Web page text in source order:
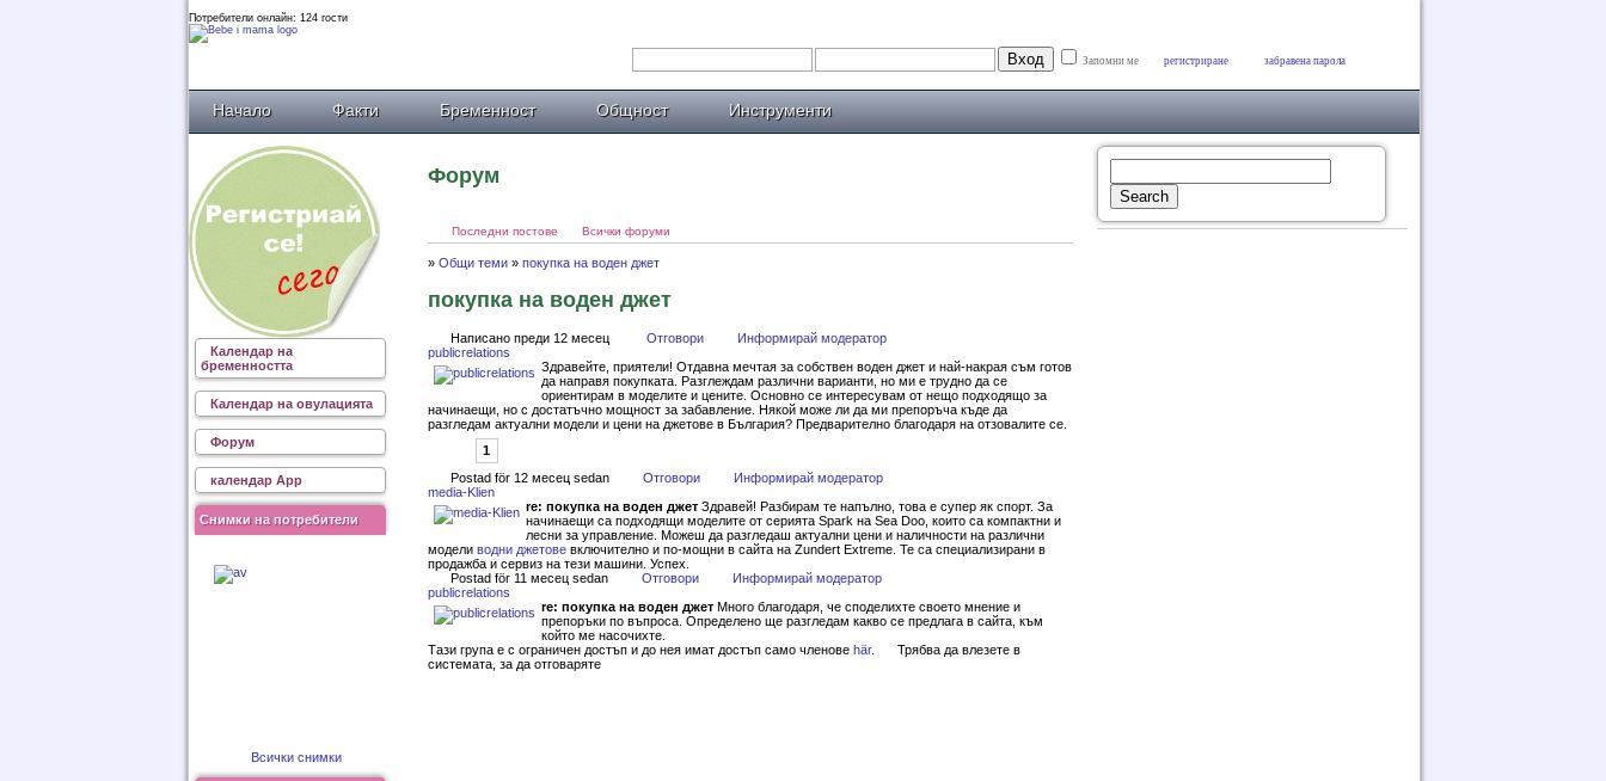
Потребители онлайн: 124 гости
Запомни ме регистриране забравена парола
Начало Факти Бременност Общност Инструменти
Форум
Последни постове Всички форуми
» Общи теми » покупка на воден джет
покупка на воден джет
Написано преди 12 месец Отговори
Информирай модератор
publicrelations
Здравейте, приятели! Отдавна мечтая за собствен воден джет и най-накрая съм готов
да направя покупката. Разглеждам различни варианти, но ми е трудно да се
ориентирам в моделите и цените. Основно се интересувам от нещо подходящо за
начинаещи, но с достатъчно мощност за забавление. Някой може ли да ми препоръча къде да
разгледам актуални модели и цени на джетове в България? Предварително благодаря на отзовалите се.
1
Postad för 12 месец sedan
Отговори
Информирай модератор
media-Klien
re: покупка на воден джет Здравей! Разбирам те напълно, това е супер як спорт. За
начинаещи са подходящи моделите от серията Spark на Sea Doo, които са компактни и
лесни за управление. Можеш да разгледаш актуални цени и наличности на различни
модели водни джетове включително и по-мощни в сайта на Zundert Extreme. Те са специализирани в
продажба и сервиз на тези машини. Успех.
Postad för 11 месец sedan
Отговори
Информирай модератор
publicrelations
re: покупка на воден джет Много благодаря, че споделихте своето мнение и
препоръки по въпроса. Определено ще разгледам какво се предлага в сайта, към
който ме насочихте.
Тази група е с ограничен достъп и до нея имат достъп само членове här.
Трябва да влезете в
системата, за да отговаряте
Календар на
бременността
Календар на овулацията
Форум
календар App
Снимки на потребители
Всички снимки